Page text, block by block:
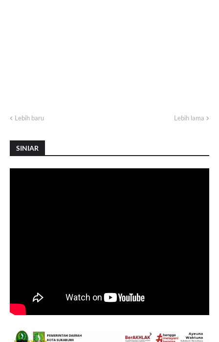
Lebih baru Lebih lama
SINIAR